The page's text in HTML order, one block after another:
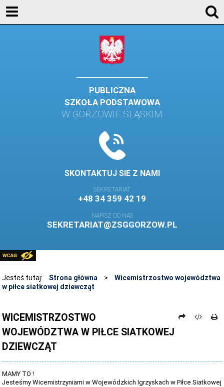
PUBLICZNA
SZKOŁA PODSTAWOWA
W GORZOWIE ŚLĄSKIM
SKONTAKTUJ SIE Z NAMI
SEKRETARIAT
+48 34 359 42 19
NAPISZ DO NAS
SEKRETARIAT@ZSGGORZOW.PL
PLIKI DO POBRANIA
LINKI
ARCHIWUM STRONY
STOSOWANIE TECHNOLOGII TIK - TABLICA INTERAKTYWNA
DANE OSOBOWE
Jesteś tutaj: Strona główna >
Wicemistrzostwo województwa
w piłce siatkowej dziewcząt
WICEMISTRZOSTWO
WOJEWÓDZTWA W PIŁCE SIATKOWEJ
DZIEWCZĄT
MAMY TO !
Jesteśmy Wicemistrzyniami w Wojewódzkich Igrzyskach w Piłce Siatkowej